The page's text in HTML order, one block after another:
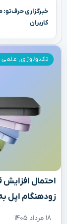
خبرگزاری حرف‌تو:
کاربران
زودهنگام اپل
۱۸ مرداد ۱۴۰۵
تکنولوژی, علمی